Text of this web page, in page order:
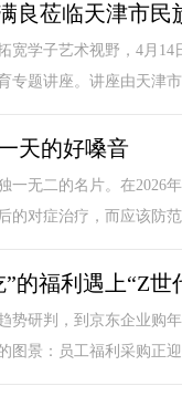
良莅临天津市民
宽学子艺术视野，4月
专题讲座。讲座由天津
天的好嗓音
一无二的名片。在2026
的对症治疗，而应该防
的福利遇上“Z
势研判，到京东企业购
图景：员工福利采购正